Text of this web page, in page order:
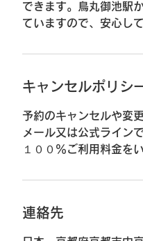
できます。​​鳥丸御池駅
ていますので、安心し
キャンセルポリシ
予約のキャンセルや変
メール又は公式ライン
１００％ご利用料金を
連絡先